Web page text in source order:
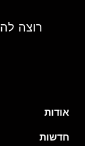
רוצה
אודות
חדשות